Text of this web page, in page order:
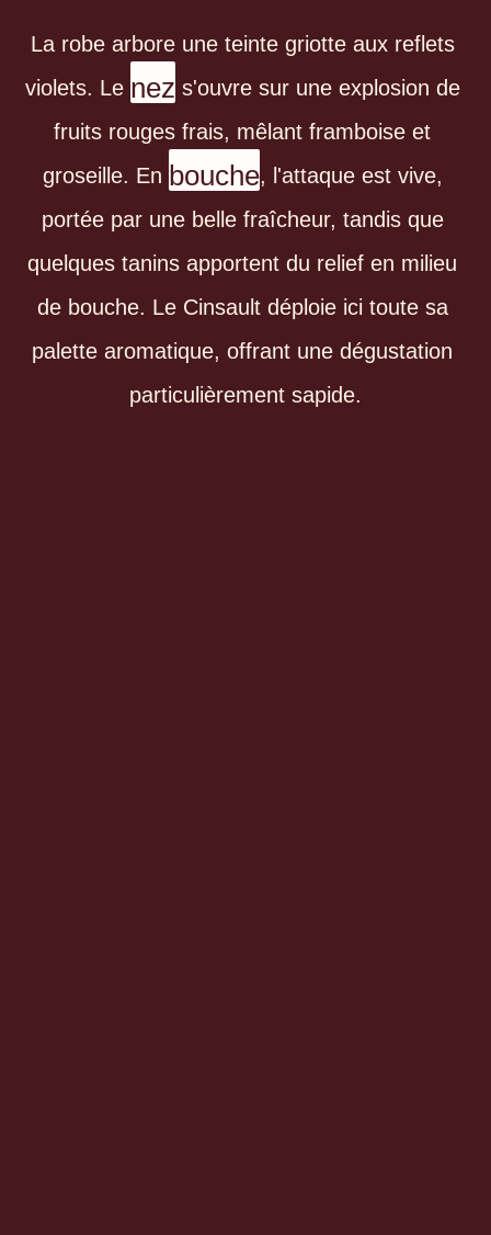
La robe arbore une teinte griotte aux reflets
violets. Le nez s'ouvre sur une explosion de
fruits rouges frais, mêlant framboise et
groseille. En bouche, l'attaque est vive,
portée par une belle fraîcheur, tandis que
quelques tanins apportent du relief en milieu
de bouche. Le Cinsault déploie ici toute sa
palette aromatique, offrant une dégustation
particulièrement sapide.